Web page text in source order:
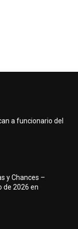
a funcionario del
y Chances –
de 2026 en